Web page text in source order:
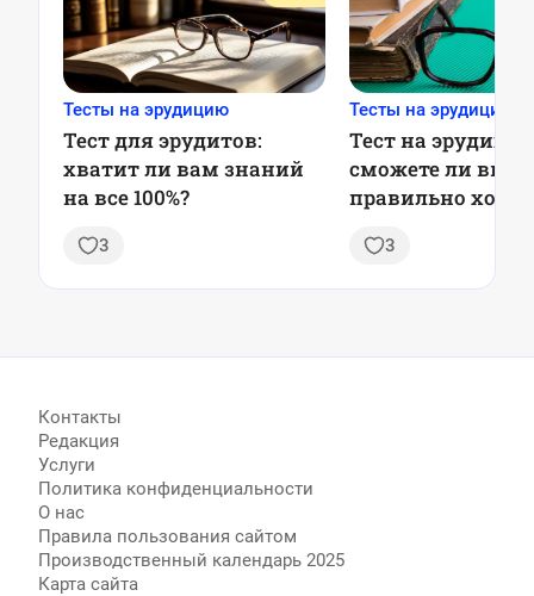
Тесты на эрудицию
Тест для эрудитов:
хватит ли вам знаний
на все 100%?
3
Тесты на эрудицию
Тест на
сможете ли вы
правильно хотя
3
Контакты
Редакция
Услуги
Политика конфиденциальности
О нас
Правила пользования сайтом
Производственный календарь 2025
Карта сайта